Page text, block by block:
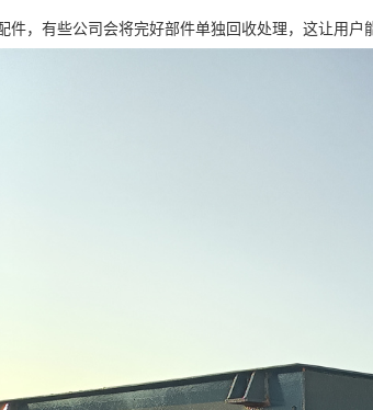
件，有些公司会将完好部件单独回收处理，这让用户